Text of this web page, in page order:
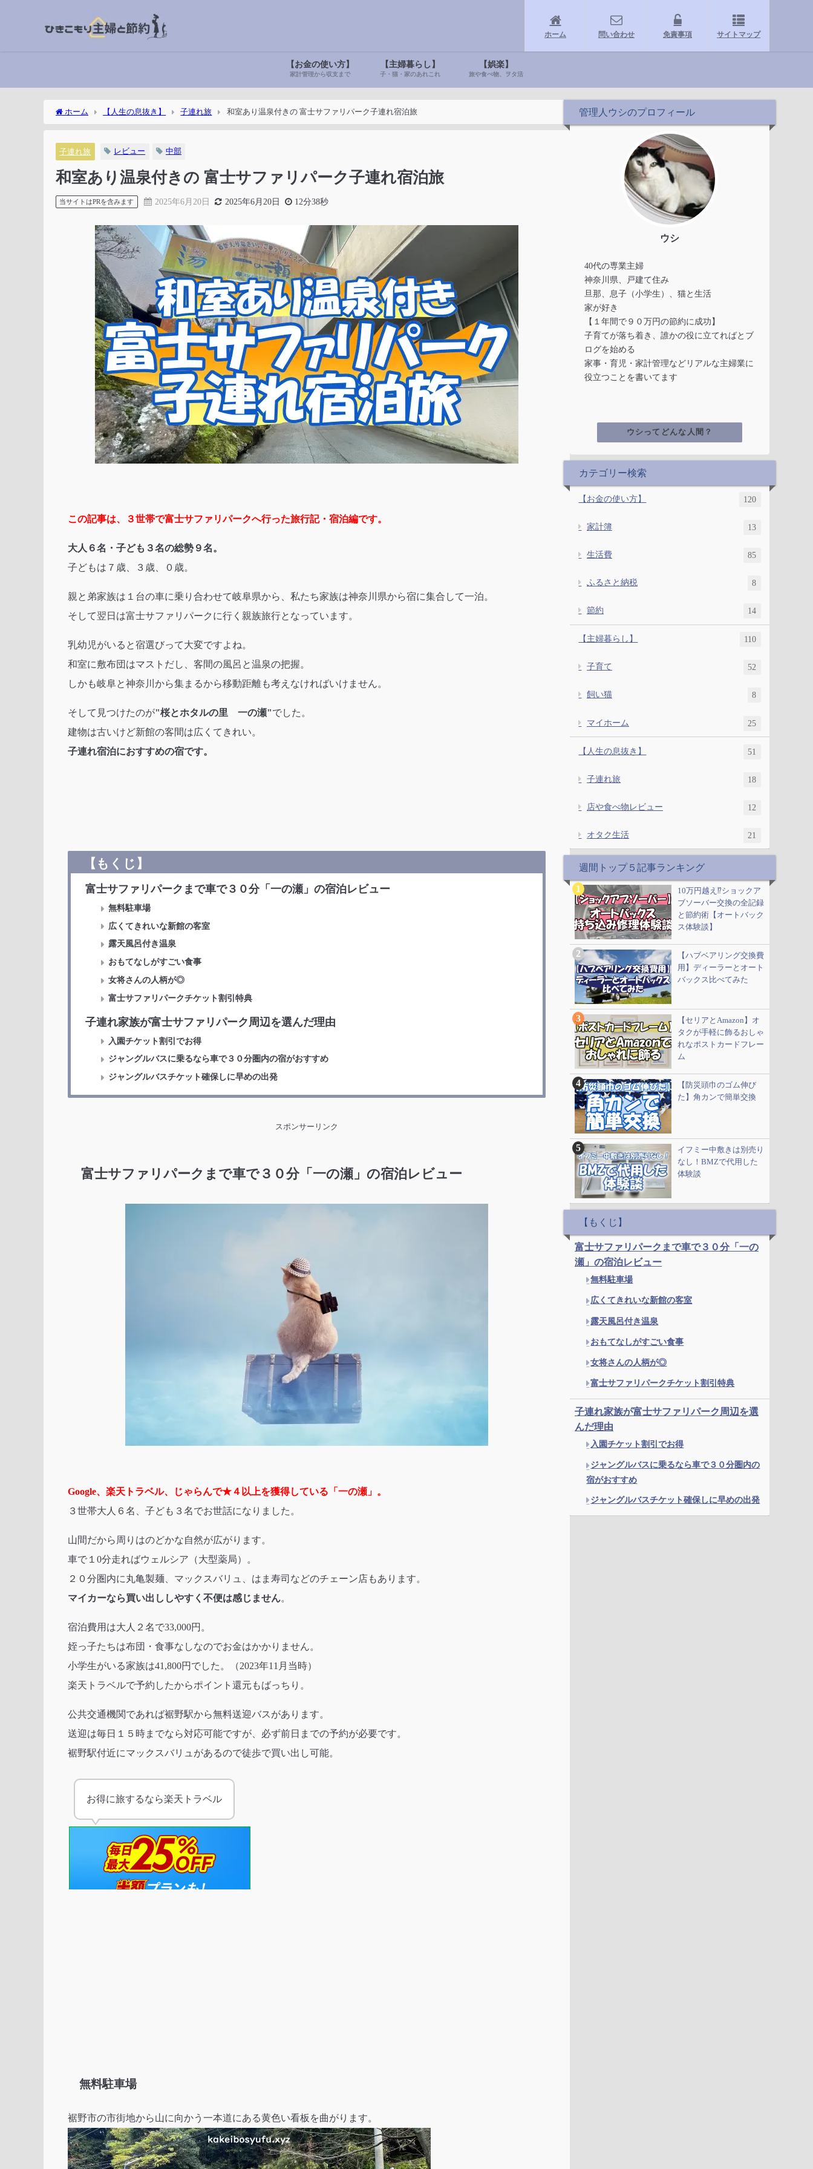
ホーム 問い合わせ 免責事項 サイトマップ
【お金の使い方】
家計管理から収支まで
【主婦暮らし】
子・猫・家のあれこれ
【娯楽】
旅や食べ物、ヲタ活
ホーム 【人生の息抜き】 子連れ旅 和室あり温泉付きの 富士サファリパーク子連れ宿泊旅
子連れ旅 レビュー 中部
和室あり温泉付きの 富士サファリパーク子連れ宿泊旅
当サイトはPRを含みます 2025年6月20日 2025年6月20日 12分38秒
この記事は、３世帯で富士サファリパークへ行った旅行記・宿泊編です。
大人６名・子ども３名の総勢９名。
子どもは７歳、３歳、０歳。
親と弟家族は１台の車に乗り合わせて岐阜県から、私たち家族は神奈川県から宿に集合して一泊。
そして翌日は富士サファリパークに行く親族旅行となっています。
乳幼児がいると宿選びって大変ですよね。
和室に敷布団はマストだし、客間の風呂と温泉の把握。
しかも岐阜と神奈川から集まるから移動距離も考えなければいけません。
そして見つけたのが"桜とホタルの里 一の瀬"でした。
建物は古いけど新館の客間は広くてきれい。
子連れ宿泊におすすめの宿です。
【もくじ】
富士サファリパークまで車で３０分「一の瀬」の宿泊レビュー
無料駐車場
広くてきれいな新館の客室
露天風呂付き温泉
おもてなしがすごい食事
女将さんの人柄が◎
富士サファリパークチケット割引特典
子連れ家族が富士サファリパーク周辺を選んだ理由
入園チケット割引でお得
ジャングルバスに乗るなら車で３０分圏内の宿がおすすめ
ジャングルバスチケット確保しに早めの出発
スポンサーリンク
Google、楽天トラベル、じゃらんで★４以上を獲得している「一の瀬」。
３世帯大人６名、子ども３名でお世話になりました。
山間だから周りはのどかな自然が広がります。
２０分圏内に丸亀製麺、マックスバリュ、はま寿司などのチェーン店もあります。
マイカーなら買い出ししやすく不便は感じません 。
宿泊費用は大人２名で33,000円。
小学生がいる家族は41,800円でした。（2023年11月当時）
楽天トラベルで予約したからポイント還元もばっちり。
裾野駅付近にマックスバリュがあるので徒歩で買い出し可能。
お得に旅するなら楽天トラベル
無料駐車場
管理人ウシのプロフィール
ウシ
40代の専業主婦
神奈川県、戸建て住み
旦那、息子（小学生）、猫と生活
家が好き
【１年間で９０万円の節約に成功】
子育てが落ち着き、誰かの役に立てればとブ
ログを始める
家事・育児・家計管理などリアルな主婦業に
役立つことを書いてます
ウシってどんな人間？
カテゴリー検索
【お金の使い方】 120
家計簿 13
生活費 85
ふるさと納税 8
節約 14
【主婦暮らし】 110
子育て 52
飼い猫 8
マイホーム 25
【人生の息抜き】 51
子連れ旅 18
店や食べ物レビュー 12
オタク生活 21
週間トップ５記事ランキング
10万円越え⁉ショックア
ブソーバー交換の全記録
と節約術【オートバック
ス体験談】
【ハブベアリング交換費
用】ディーラーとオート
バックス比べてみた
【セリアとAmazon】オ
タクが手軽に飾るおしゃ
れなポストカードフレー
ム
【防災頭巾のゴム伸び
た】角カンで簡単交換
イフミー中敷きは別売り
なし！BMZで代用した
体験談
【もくじ】
富士サファリパークまで車で３０分「一の
瀬」の宿泊レビュー
無料駐車場
広くてきれいな新館の客室
露天風呂付き温泉
おもてなしがすごい食事
女将さんの人柄が◎
富士サファリパークチケット割引特典
子連れ家族が富士サファリパーク周辺を選
んだ理由
入園チケット割引でお得
ジャングルバスに乗るなら車で３０分圏内の
宿がおすすめ
ジャングルバスチケット確保しに早めの出発